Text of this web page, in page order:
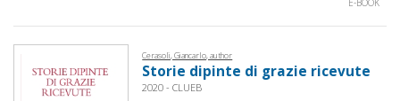
Cerasoli, Giancarlo, author
Storie dipinte di grazie ricevute
2020 - CLUEB